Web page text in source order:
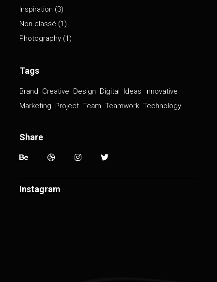
Inspiration (3)
Non classé (1)
Photography (1)
Tags
Brand Creative Design Digital Ideas Innovative
Marketing Project Team Teamwork Technology
Share
Instagram